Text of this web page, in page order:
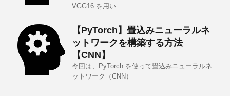
VGG16 を用い
【PyTorch】畳込みニューラルネ
ットワークを構築する方法
【CNN】
今回は、PyTorch を使って畳込みニューラルネ
ットワーク（CNN）